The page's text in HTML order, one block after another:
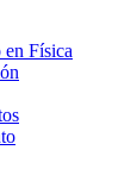
Física